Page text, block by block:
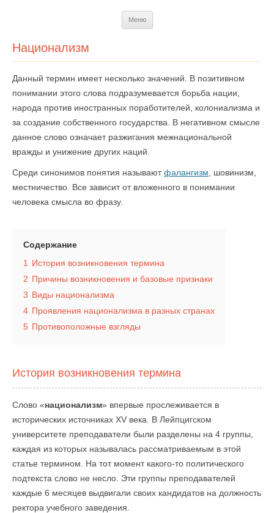
Меню
Национализм
Данный термин имеет несколько значений. В позитивном
понимании этого слова подразумевается борьба нации,
народа против иностранных поработителей, колониализма и
за создание собственного государства. В негативном смысле
данное слово означает разжигания межнациональной
вражды и унижение других наций.
Среди синонимов понятия называютфалангизм , шовинизм,
местничество. Все зависит от вложенного в понимании
человека смысла во фразу.
Содержание
1
История возникновения термина
2 Причины возникновения и базовые признаки
3 Виды национализма
4 Проявления национализма в разных странах
5 Противоположные взгляды
История возникновения термина
Слово «национализм» впервые прослеживается в
исторических источниках XV века. В Лейпцигском
университете преподаватели были разделены на 4 группы,
каждая из которых называлась рассматриваемым в этой
статье термином. На тот момент какого-то политического
подтекста слово не несло. Эти группы преподавателей
каждые 6 месяцев выдвигали своих кандидатов на должность
ректора учебного заведения.